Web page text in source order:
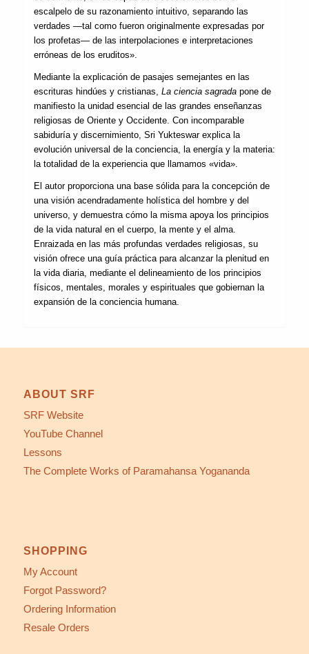
escalpelo de su razonamiento intuitivo, separando las
verdades —tal como fueron originalmente expresadas por
los profetas— de las interpolaciones e interpretaciones
erróneas de los eruditos».
Mediante la explicación de pasajes semejantes en las
escrituras hindúes y cristianas, La ciencia sagradapone de
manifiesto la unidad esencial de las grandes enseñanzas
religiosas de Oriente y Occidente. Con incomparable
sabiduría y discernimiento, Sri Yukteswar explica la
evolución universal de la conciencia, la energía y la materia:
la totalidad de la experiencia que llamamos «vida».
El autor proporciona una base sólida para la concepción de
una visión acendradamente holística del hombre y del
universo, y demuestra cómo la misma apoya los principios
de la vida natural en el cuerpo, la mente y el alma.
Enraizada en las más profundas verdades religiosas, su
visión ofrece una guía práctica para alcanzar la plenitud en
la vida diaria, mediante el delineamiento de los principios
físicos, mentales, morales y espirituales que gobiernan la
expansión de la conciencia humana.
ABOUT SRF
SRF Website
YouTube Channel
Lessons
The Complete Works of Paramahansa Yogananda
SHOPPING
My Account
Forgot Password?
Ordering Information
Resale Orders